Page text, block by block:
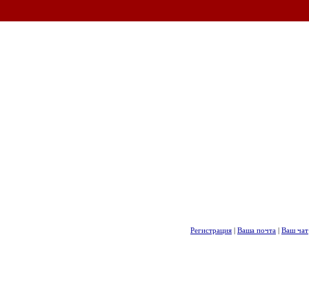
Регистрация | Ваша почта | Ваш чат